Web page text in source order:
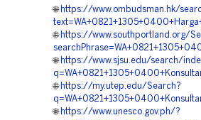
🌐 https://www.ombudsman.hk/
🌐 https://www.southportland.org/
🌐 https://www.sjsu.edu/search/
🌐 https://my.utep.edu/Search?
🌐 https://www.unesco.gov.ph/?